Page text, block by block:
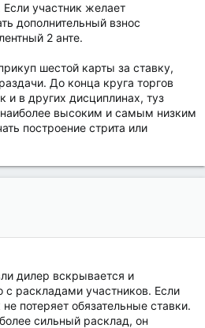
Если участник желает
дополнительный взнос
2 анте.
шестой карты за ставку,
До конца круга торгов
и в других дисциплинах, туз
высоким и самым низким
построение стрита или
дилер вскрывается и
с раскладами участников. Если
потеряет обязательные ставки.
сильный расклад, он